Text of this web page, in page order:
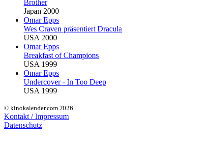
Brother
Japan 2000
Omar Epps
Wes Craven präsentiert Dracula
USA 2000
Omar Epps
Breakfast of Champions
USA 1999
Omar Epps
Undercover - In Too Deep
USA 1999
© kinokalender.com 2026
Kontakt / Impressum
Datenschutz